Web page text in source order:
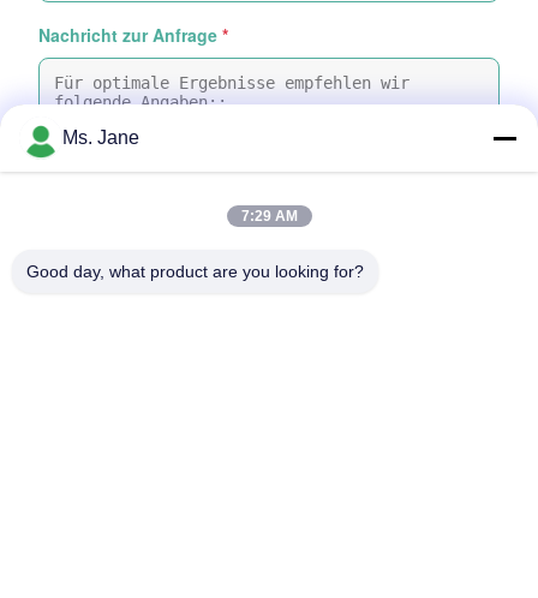
Nachricht zur Anfrage *
Wählen Sie Dateien aus
Ms. Jane
7:29 AM
Good day, what product are you looking for?